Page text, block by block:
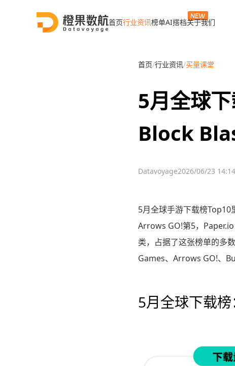
首页行业资讯榜单AI搭档关于我们
首页/行业资讯/买量课堂
5月全球
Block
Datavoyage2026/06/23
5月全球手游下载榜Top10
Arrows GO!第5，
类，占据了这张榜单的多
Games、Arrows GO!、
5月全球下载